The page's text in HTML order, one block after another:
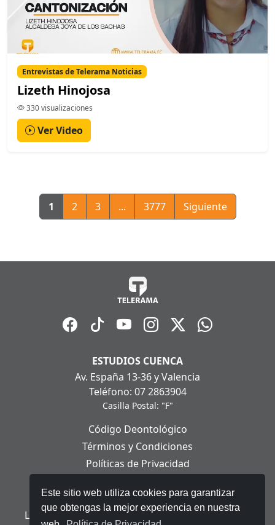
Este sitio web utiliza cookies para garantizar
que obtengas la mejor experiencia en nuestra
Entrevistas de Telerama Noticias
Lizeth Hinojosa
330 visualizaciones
Ver Video
1 2 3 ... 3777 Siguiente
ESTUDIOS CUENCA
Av. España 13-36 y Valencia
Teléfono: 07 2863904
Casilla Postal: "F"
Código Deontológico
Términos y Condiciones
Políticas de Privacidad
Aviso Legal
Ley Orgánica de Protección de Datos Personales